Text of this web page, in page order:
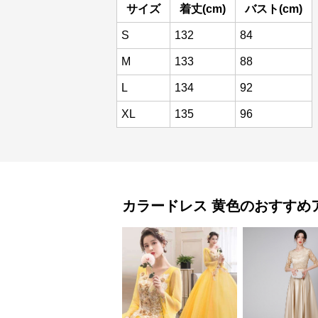
サイズ 着丈(cm) バスト(cm)
S 132 84
M 133 88
L 134 92
XL 135 96
カラードレス 黄色のおすすめ